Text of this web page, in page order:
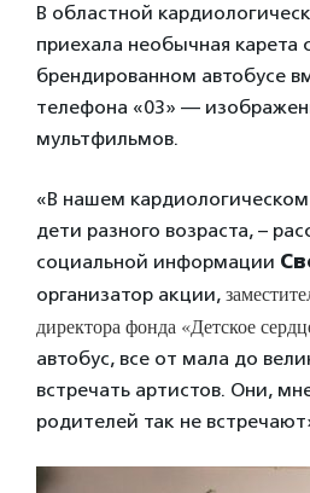
В областной
приехала необычная
брендированном автобусе
телефона «03» —
мультфильмов.
«В нашем
дети разного возраста, –
социальной информации
организатор акции,
директора фонда «Детское
автобус, все от мала до
встречать артистов. Они,
родителей так не